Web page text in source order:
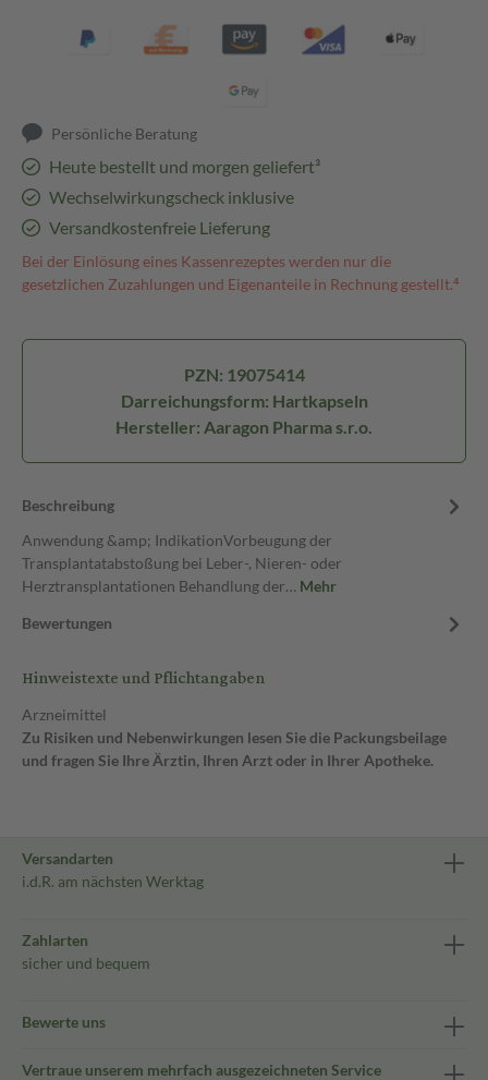
Persönliche Beratung
Heute bestellt und morgen geliefert³
Wechselwirkungscheck inklusive
Versandkostenfreie Lieferung
Bei der Einlösung eines Kassenrezeptes werden nur die
gesetzlichen Zuzahlungen und Eigenanteile in Rechnung gestellt.⁴
PZN: 19075414
Darreichungsform: Hartkapseln
Hersteller: Aaragon Pharma s.r.o.
Beschreibung
Anwendung &amp; IndikationVorbeugung der
Transplantatabstoßung bei Leber-, Nieren- oder
Herztransplantationen Behandlung der… Mehr
Bewertungen
Hinweistexte und Pflichtangaben
Arzneimittel
Zu Risiken und Nebenwirkungen lesen Sie die Packungsbeilage
und fragen Sie Ihre Ärztin, Ihren Arzt oder in Ihrer Apotheke.
Versandarten
i.d.R. am nächsten Werktag
Zahlarten
sicher und bequem
Bewerte uns
Vertraue unserem mehrfach ausgezeichneten Service